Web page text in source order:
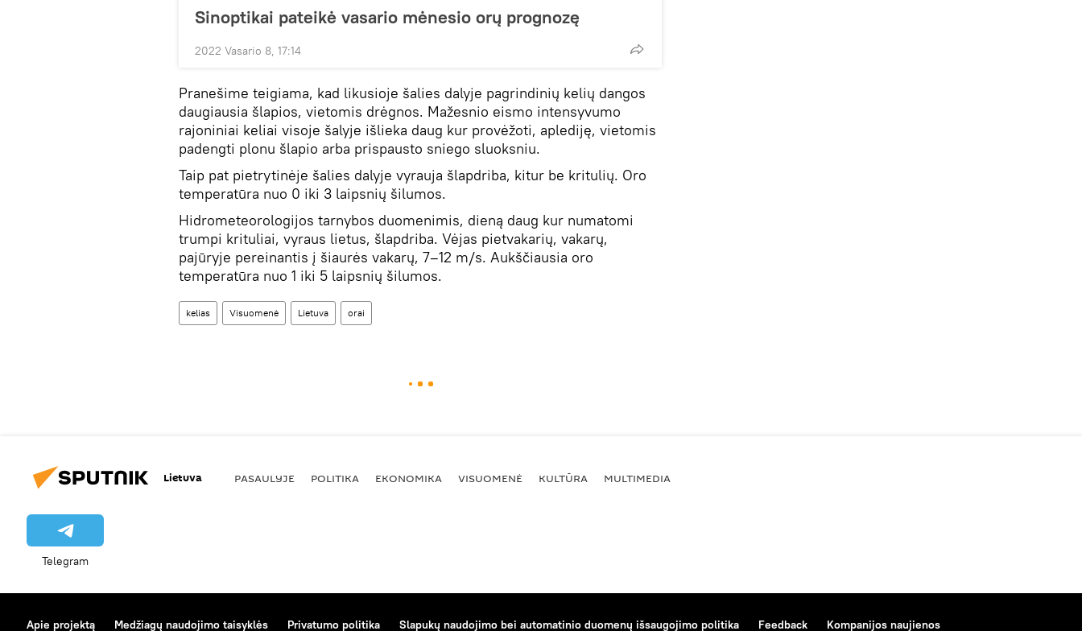
Sinoptikai pateikė vasario mėnesio orų prognozę
2022 Vasario 8, 17:14
Pranešime teigiama, kad likusioje šalies dalyje pagrindinių kelių dangos
daugiausia šlapios, vietomis drėgnos. Mažesnio eismo intensyvumo
rajoniniai keliai visoje šalyje išlieka daug kur provėžoti, aplediję, vietomis
padengti plonu šlapio arba prispausto sniego sluoksniu.
Taip pat pietrytinėje šalies dalyje vyrauja šlapdriba, kitur be kritulių. Oro
temperatūra nuo 0 iki 3 laipsnių šilumos.
Hidrometeorologijos tarnybos duomenimis, dieną daug kur numatomi
trumpi krituliai, vyraus lietus, šlapdriba. Vėjas pietvakarių, vakarų,
pajūryje pereinantis į šiaurės vakarų, 7–12 m/s. Aukščiausia oro
temperatūra nuo 1 iki 5 laipsnių šilumos.
kelias Visuomenė Lietuva orai
Lietuva PASAULYJE POLITIKA EKONOMIKA VISUOMENĖ KULTŪRA MULTIMEDIA
Telegram
Apie projektą Medžiagų naudojimo taisyklės Privatumo politika Slapukų naudojimo bei automatinio duomenų išsaugojimo politika Feedback Kompanijos naujienos